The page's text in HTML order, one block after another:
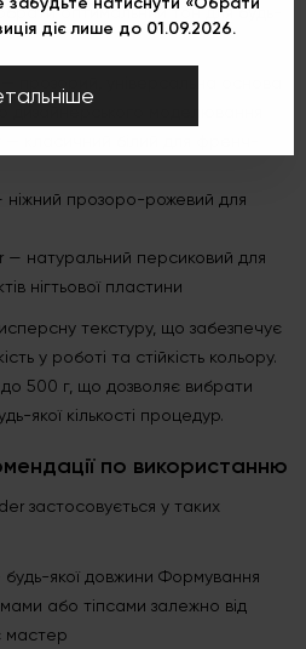
оптимальний тон для будь-
дизайнерського моделювання
прозоро-рожевий для
натуральний персиковий для
нігтьової пластини
текстуру, що забезпечує
у роботі та стійкість кольору.
500 г, що дозволяє вибрати
якої кількості процедур.
по використанню
застосовується у таких
будь-якої довжини Формування
або тіпсами залежно від
мастер
діє лише до 01.09.2026.